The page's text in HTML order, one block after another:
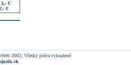
€
€
2002; Všetky práva vyhradené